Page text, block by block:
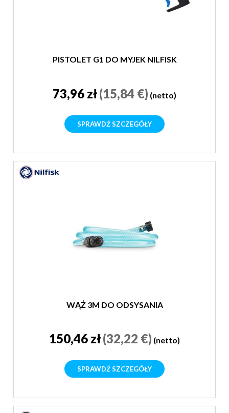
PISTOLET G1 DO MYJEK NILFISK
73,96 zł(15,84 €) (netto)
SPRAWDŹ SZCZEGÓŁY
WĄŻ 3M DO ODSYSANIA
150,46 zł(32,22 €) (netto)
SPRAWDŹ SZCZEGÓŁY